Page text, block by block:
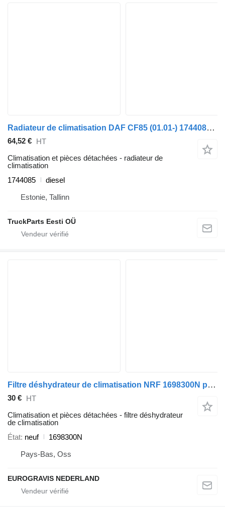
Radiateur de climatisation DAF CF85 (01.01-) 1744085 pour tracteur routier DAF LF45, LF55, LF180, CF65, CF75, CF85 (2001-)
64,52 € HT
Climatisation et pièces détachées - radiateur de
climatisation
1744085
diesel
Estonie, Tallinn
TruckParts Eesti OÜ
Filtre déshydrateur de climatisation NRF 1698300N pour tracteur routier DAF XF95/105 CF75/85
30 € HT
Climatisation et pièces détachées - filtre déshydrateur
de climatisation
État neuf
1698300N
Pays-Bas, Oss
EUROGRAVIS NEDERLAND